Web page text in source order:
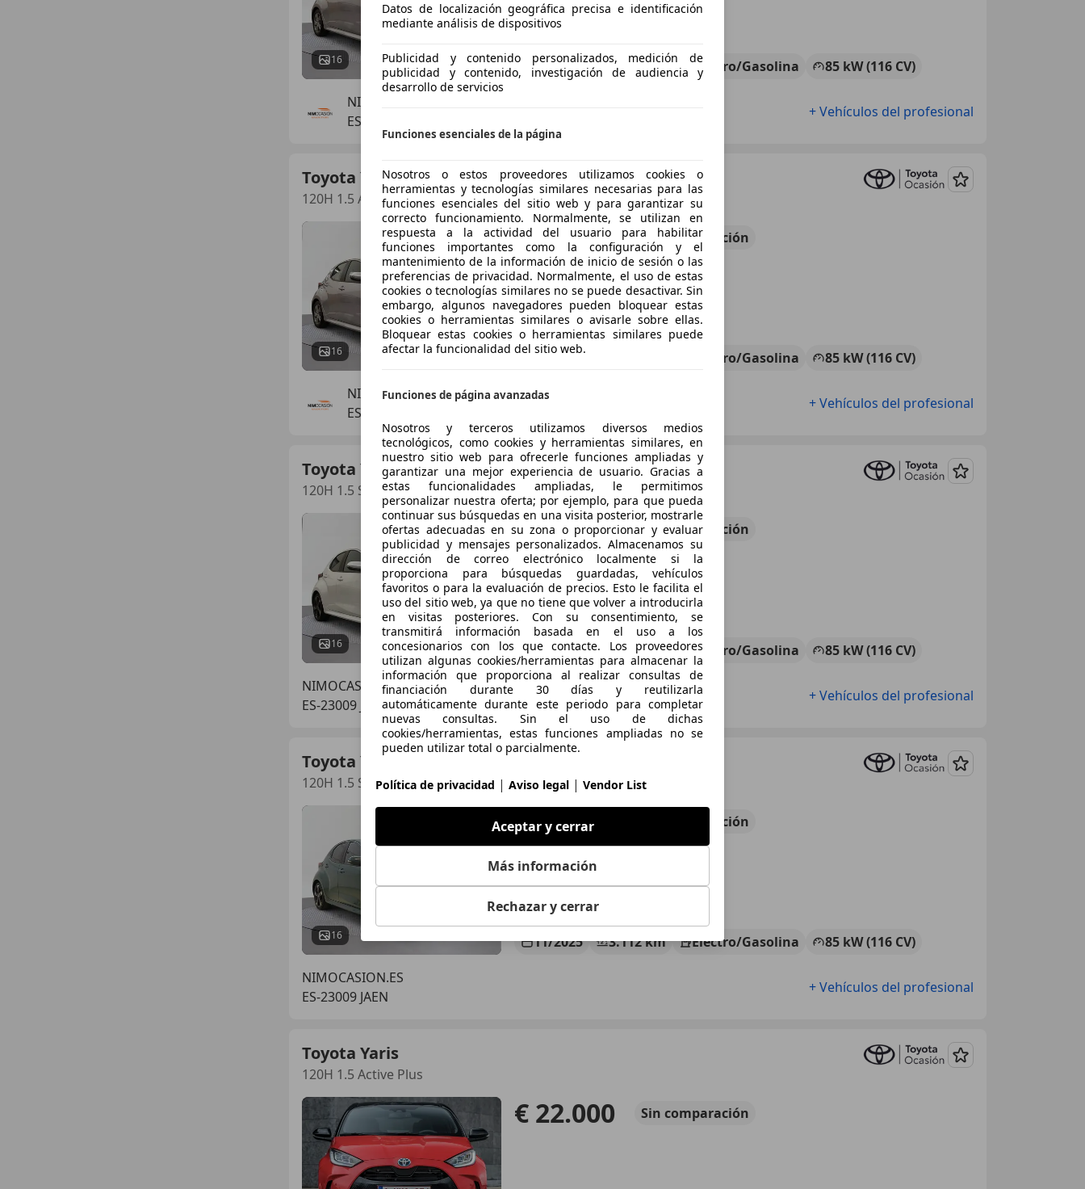
16 09/2025 4.155 km Electro/Gasolina
85 kW (116 CV)
NIMOCASION.ES
ES-18014 GRANADA
+ Vehículos del profesional
Toyota Yaris
120H 1.5 Active Plus
Guardar
16
€ 22.000 Sincomparación
09/2025 Electro/Gasolina
85 kW (116 CV)
NIMOCASION.ES
ES-04230 HUERCAL DE ALMERIA
+ Vehículos del profesional
Toyota Yaris
120H 1.5 Style
Guardar
16
€ 23.400 Sin comparación
10/2025 3.541 km Electro/Gasolina
85 kW (116 CV)
NIMOCASION.ES
ES-23009 JAEN
+ Vehículos del profesional
Toyota Yaris
120H 1.5 Style
Guardar
16
€ 22.850 comparación
11/2025 3.112 km Electro/Gasolina
85 kW (116 CV)
NIMOCASION.ES
ES-23009 JAEN
+ Vehículos del profesional
Toyota Yaris
120H 1.5 Active Plus
Guardar
€ 22.000 Sin comparación
Datos de localización geográfica precisa e identificación
mediante análisis de dispositivos
Publicidad y contenido personalizados, medición de
publicidad y contenido, investigación de audiencia y
desarrollo de servicios
Funciones esenciales de la página
Nosotros o estos proveedores utilizamos cookies o
herramientas y tecnologías similares necesarias para las
funciones esenciales del sitio web y para garantizar su
correcto funcionamiento. Normalmente, se utilizan en
respuesta a la actividad del usuario para habilitar
funciones importantes como la configuración y el
mantenimiento de la información de inicio de sesión o las
preferencias de privacidad. Normalmente, el uso de estas
cookies o tecnologías similares no se puede desactivar. Sin
embargo, algunos navegadores pueden bloquear estas
cookies o herramientas similares o avisarle sobre ellas.
Bloquear estas cookies o herramientas similares puede
afectar la funcionalidad del sitio web.
Funciones de página avanzadas
Nosotros y terceros utilizamos diversos medios
tecnológicos, como cookies y herramientas similares, en
nuestro sitio web para ofrecerle funciones ampliadas y
garantizar una mejor experiencia de usuario. Gracias a
estas funcionalidades ampliadas, le permitimos
personalizar nuestra oferta; por ejemplo, para que pueda
continuar sus búsquedas en una visita posterior, mostrarle
ofertas adecuadas en su zona o proporcionar y evaluar
publicidad y mensajes personalizados. Almacenamos su
dirección de correo electrónico localmente si la
proporciona para búsquedas guardadas, vehículos
favoritos o para la evaluación de precios. Esto le facilita el
uso del sitio web, ya que no tiene que volver a introducirla
en visitas posteriores. Con su consentimiento, se
transmitirá información basada en el uso a los
concesionarios con los que contacte. Los proveedores
utilizan algunas cookies/herramientas para almacenar la
información que proporciona al realizar consultas de
financiación durante 30 días y reutilizarla
automáticamente durante este periodo para completar
nuevas consultas. Sin el uso de dichas
cookies/herramientas, estas funciones ampliadas no se
pueden utilizar total o parcialmente.
Política de privacidad | Aviso legal | Vendor List
Aceptar y cerrar
Más información
Rechazar y cerrar